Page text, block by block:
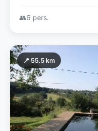
relaxte vakantie.
👥6 pers.
📍 55.5 km